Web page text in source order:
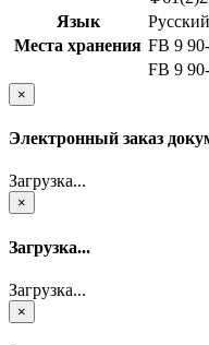
Язык
Русский
Места хранения FB 9
FB 9
×
Электронный заказ
Загрузка...
×
Загрузка...
Загрузка...
×